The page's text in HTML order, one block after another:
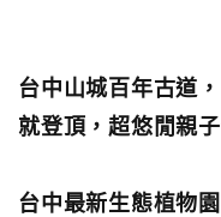
台中山城百年古道
就登頂，超悠閒親
台中最新生態植物